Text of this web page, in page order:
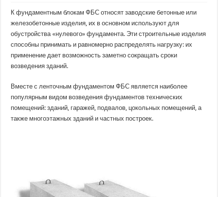
собой
фундаментные
блоки?
К фундаментным блокам ФБС относят заводские бетонные или
железобетонные изделия, их в основном используют для
обустройства «нулевого» фундамента. Эти строительные изделия
способны принимать и равномерно распределять нагрузку: их
применение дает возможность заметно сокращать сроки
возведения зданий.
Вместе с ленточным фундаментом ФБС является наиболее
популярным видом возведения фундаментов технических
помещений: зданий, гаражей, подвалов, цокольных помещений, а
также многоэтажных зданий и частных построек.